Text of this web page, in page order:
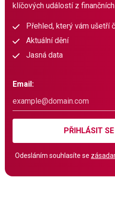
klíčových událostí z
Přehled, který vám ušetří
Aktuální dění
Jasná data
Email:
PŘIHLÁSIT
Odesláním souhlasíte se